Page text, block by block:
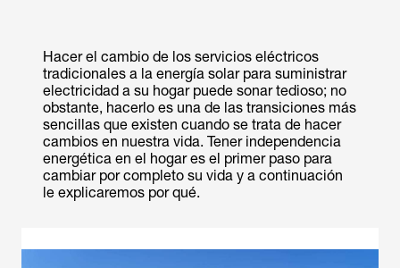
Hacer el cambio de los servicios eléctricos
tradicionales a la energía solar para suministrar
electricidad a su hogar puede sonar tedioso; no
obstante, hacerlo es una de las transiciones más
sencillas que existen cuando se trata de hacer
cambios en nuestra vida. Tener independencia
energética en el hogar es el primer paso para
cambiar por completo su vida y a continuación
le explicaremos por qué.